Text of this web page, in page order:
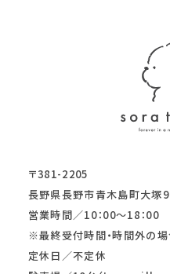
〒381-2205
長野県長野市青木島町大塚
営業時間／10：00～18：00
※最終受付時間・時間外の場
定休日／不定休